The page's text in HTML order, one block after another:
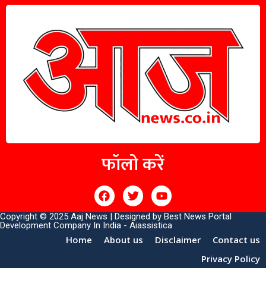
फॉलो करें
Copyright © 2025 Aaj News | Designed by Best News Portal
Development Company In India - Aiassistica
Home About us Disclaimer
Contact us
Privacy Policy